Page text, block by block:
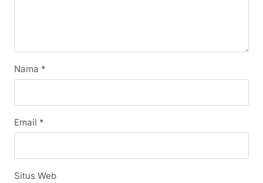
Nama *
Email *
Situs Web